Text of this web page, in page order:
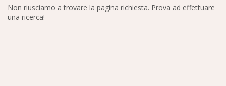
Non riusciamo a trovare la pagina richiesta. Prova ad effettuare
una ricerca!